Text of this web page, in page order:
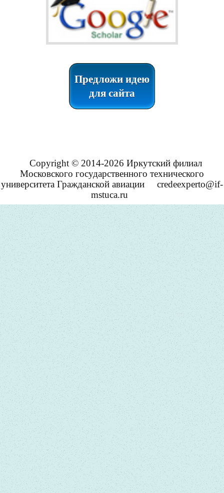
Предложи идею
для сайта
Copyright © 2014-2026 Иркутский филиал
Московского государственного технического
университета Гражданской авиации
credeexperto@if-
mstuca.ru